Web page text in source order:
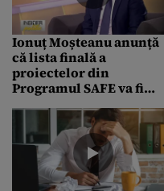
Ionuț Moșteanu anunță
că lista finală a
proiectelor din
Programul SAFE va fi
noiembrie